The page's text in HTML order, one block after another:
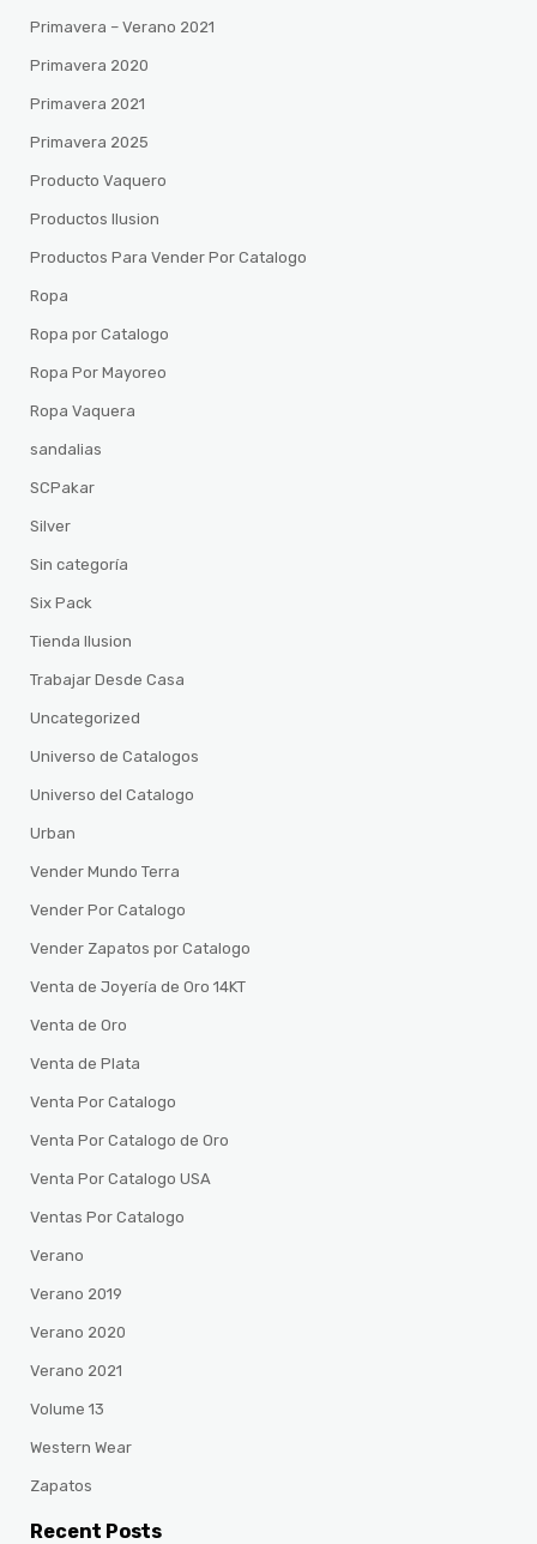
Primavera – Verano 2021
Primavera 2020
Primavera 2021
Primavera 2025
Producto Vaquero
Productos Ilusion
Productos Para Vender Por Catalogo
Ropa
Ropa por Catalogo
Ropa Por Mayoreo
Ropa Vaquera
sandalias
SCPakar
Silver
Sin categoría
Six Pack
Tienda Ilusion
Trabajar Desde Casa
Uncategorized
Universo de Catalogos
Universo del Catalogo
Urban
Vender Mundo Terra
Vender Por Catalogo
Vender Zapatos por Catalogo
Venta de Joyería de Oro 14KT
Venta de Oro
Venta de Plata
Venta Por Catalogo
Venta Por Catalogo de Oro
Venta Por Catalogo USA
Ventas Por Catalogo
Verano
Verano 2019
Verano 2020
Verano 2021
Volume 13
Western Wear
Zapatos
Recent Posts